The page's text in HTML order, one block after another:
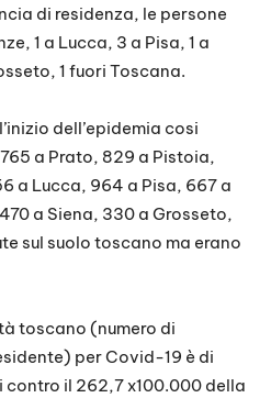
di residenza, le persone
1 a Lucca, 3 a Pisa, 1 a
1 fuori Toscana.
dell’epidemia cosi
a Prato, 829 a Pistoia,
a Lucca, 964 a Pisa, 667 a
a Siena, 330 a Grosseto,
sul suolo toscano ma erano
toscano (numero di
per Covid-19 è di
il 262,7 x100.000 della